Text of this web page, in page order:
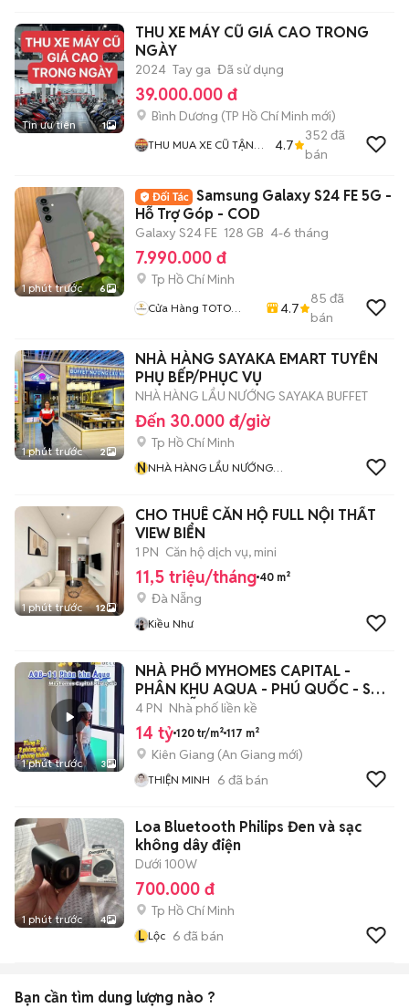
Tin ưu tiên 1
THU XE MÁY CŨ GIÁ CAO TRONG
NGÀY
2024 Tay ga Đã sử dụng
39.000.000 đ
Bình Dương (TP Hồ Chí Minh mới)
THU MUA XE CŨ TẬN
4.7
352 đã
bán
1 phút trước 6
Samsung Galaxy S24 FE 5G -
Hỗ Trợ Góp - COD
Galaxy S24 FE 128 GB 4-6 tháng
7.990.000 đ
Tp Hồ Chí Minh
Cửa Hàng TOTO
4.7
85 đã
bán
1 phút trước 2
NHÀ HÀNG SAYAKA EMART TUYỂN
PHỤ BẾP/PHỤC VỤ
NHÀ HÀNG LẨU NƯỚNG SAYAKA BUFFET
Đến 30.000 đ/giờ
Tp Hồ Chí Minh
NNHÀ HÀNG LẨU NƯỚNG
1 phút trước 12
CHO THUÊ CĂN HỘ FULL NỘI THẤT
VIEW BIỂN
1 PN Căn hộ dịch vụ, mini
11,5 triệu/tháng 40 m²
Đà Nẵng
Kiều Như
1 phút trước 3
NHÀ PHỐ MYHOMES CAPITAL -
PHÂN KHU AQUA - PHÚ QUỐC - SHR
VĨNH VIỄN
4 PN Nhà phố liền kề
14 tỷ 120 tr/m² 117 m²
Kiên Giang (An Giang mới)
THIỆN MINH 6 đã bán
1 phút trước 4
Loa Bluetooth Philips Đen và sạc
không dây điện
Dưới 100W
700.000 đ
Tp Hồ Chí Minh
L Lộc 6 đã bán
Bạn cần tìm dung lượng nào ?